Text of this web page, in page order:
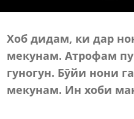
Хоб дидам, ки дар
мекунам. Атрофам
гуногун. Бӯйи нони
мекунам. Ин хоби